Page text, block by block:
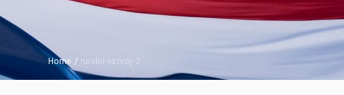
Home /ruralni-razvoj-2